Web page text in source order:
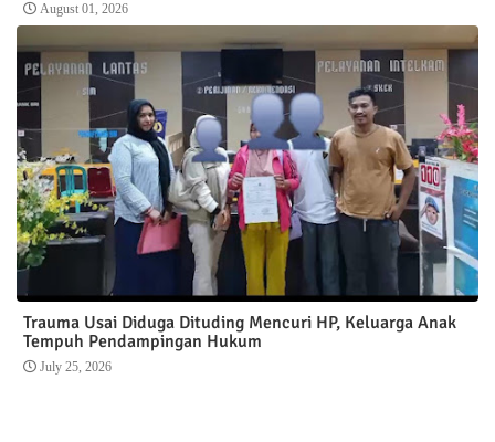
August 01, 2026
Trauma Usai Diduga Dituding Mencuri HP, Keluarga Anak
Tempuh Pendampingan Hukum
July 25, 2026